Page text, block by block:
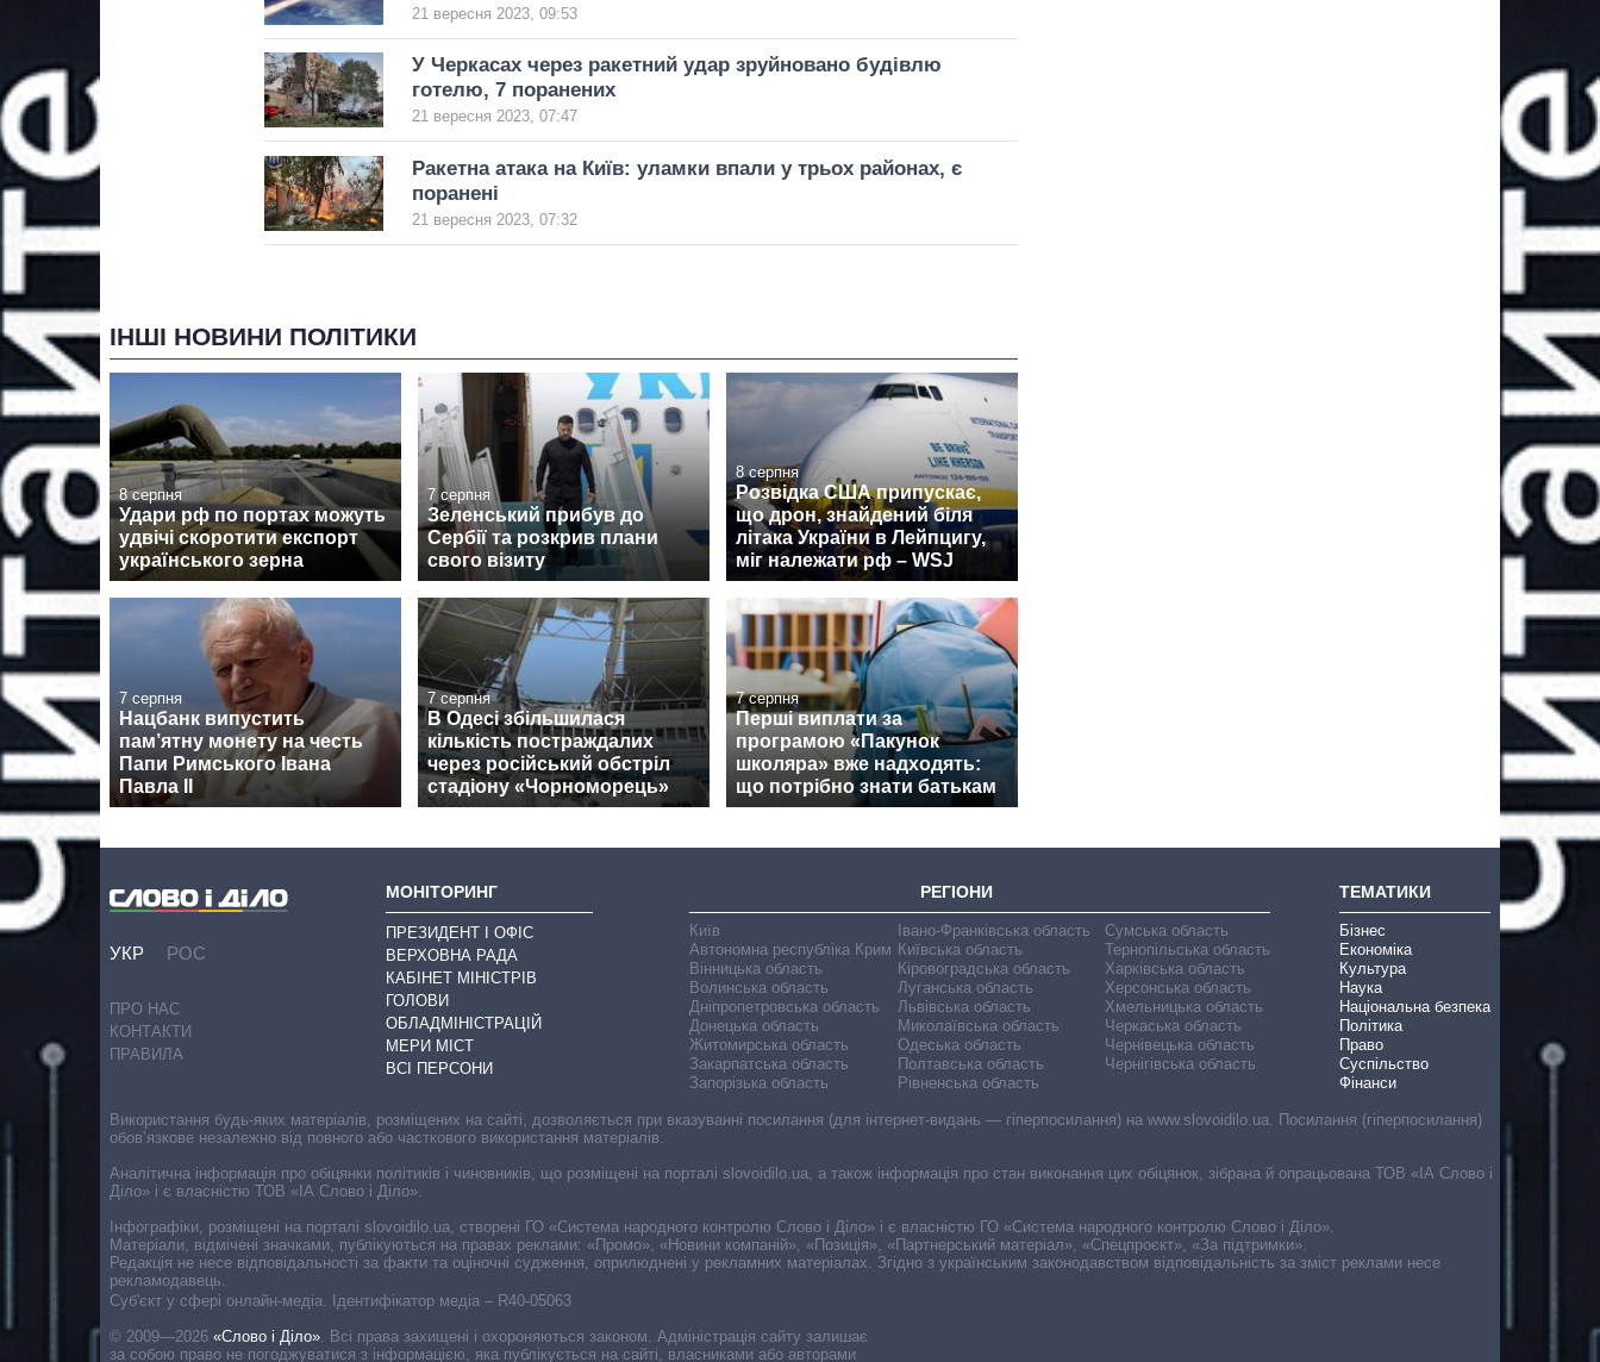
21 вересня 2023, 09:53
У Черкасах через ракетний удар зруйновано будівлю
готелю, 7 поранених
21 вересня 2023, 07:47
Ракетна атака на Київ: уламки впали у трьох районах, є
поранені
21 вересня 2023, 07:32
ІНШІ НОВИНИ ПОЛІТИКИ
8 серпня
Удари рф по портах можуть
удвічі скоротити експорт
українського зерна
7 серпня
Зеленський прибув до
Сербії та розкрив плани
свого візиту
8 серпня
Розвідка США припускає,
що дрон, знайдений біля
літака України в Лейпцигу,
міг належати рф – WSJ
7 серпня
Нацбанк випустить
пам’ятну монету на честь
Папи Римського Івана
Павла II
7 серпня
В Одесі збільшилася
кількість постраждалих
через російський обстріл
стадіону «Чорноморець»
7 серпня
Перші виплати за
програмою «Пакунок
школяра» вже надходять:
що потрібно знати батькам
УКР РОС
ПРО НАС
КОНТАКТИ
ПРАВИЛА
МОНІТОРИНГ
ПРЕЗИДЕНТ І ОФІС
ВЕРХОВНА РАДА
КАБІНЕТ МІНІСТРІВ
ГОЛОВИ
ОБЛАДМІНІСТРАЦІЙ
МЕРИ МІСТ
ВСІ ПЕРСОНИ
РЕГІОНИ
Київ
Автономна республіка Крим
Вінницька область
Волинська область
Дніпропетровська область
Донецька область
Житомирська область
Закарпатська область
Запорізька область
Івано-Франківська область
Київська область
Кіровоградська область
Луганська область
Львівська область
Миколаївська область
Одеська область
Полтавська область
Рівненська область
Сумська область
Тернопільська область
Харківська область
Херсонська область
Хмельницька область
Черкаська область
Чернівецька область
Чернігівська область
ТЕМАТИКИ
Бізнес
Економіка
Культура
Наука
Національна безпека
Політика
Право
Суспільство
Фінанси
Cуб'єкт у сфері онлайн-медіа. Ідентифікатор медіа – R40-05063
© 2009—2026 «Слово і Діло». Всі права захищені і охороняються законом. Адміністрація сайту залишає
за собою право не погоджуватися з інформацією, яка публікується на сайті, власниками або авторами
Використання будь-яких матеріалів, розміщених на сайті, дозволяється при вказуванні посилання (для інтернет-видань — гіперпосилання) на www.slovoidilo.ua. Посилання (гіперпосилання)
обов’язкове незалежно від повного або часткового використання матеріалів.
Аналітична інформація про обіцянки політиків і чиновників, що розміщені на порталі slovoidilo.ua, а також інформація про стан виконання цих обіцянок, зібрана й опрацьована ТОВ «ІА Слово і
Діло» і є власністю ТОВ «ІА Слово і Діло».
Інфографіки, розміщені на порталі slovoidilo.ua, створені ГО «Система народного контролю Слово і Діло» і є власністю ГО «Система народного контролю Слово і Діло».
Матеріали, відмічені значками, публікуються на правах реклами: «Промо», «Новини компаній», «Позиція», «Партнерський матеріал», «Спецпроєкт», «За підтримки».
Редакція не несе відповідальності за факти та оціночні судження, оприлюднені у рекламних матеріалах. Згідно з українським законодавством відповідальність за зміст реклами несе
рекламодавець.